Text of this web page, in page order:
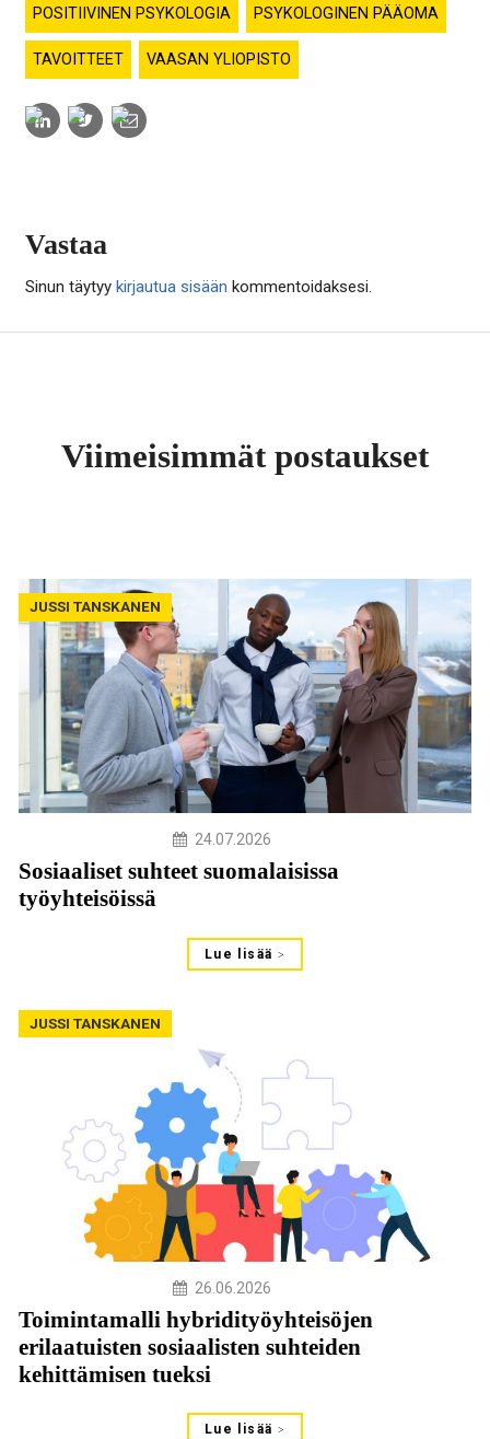
POSITIIVINEN PSYKOLOGIA PSYKOLOGINEN PÄÄOMA
TAVOITTEET VAASAN YLIOPISTO
Share
to:
Share
to:
Share
to:
Vastaa
Sinun täytyy kirjautua sisään kommentoidaksesi.
Viimeisimmät postaukset
JUSSI TANSKANEN
24.07.2026
Sosiaaliset suhteet suomalaisissa
työyhteisöissä
Lue lisää
JUSSI TANSKANEN
26.06.2026
Toimintamalli hybridityöyhteisöjen
erilaatuisten sosiaalisten suhteiden
kehittämisen tueksi
Lue lisää